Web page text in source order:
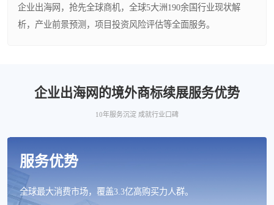
企业出海网，抢先全球商机，全球5大洲190余国行业现状解
析，产业前景预测，项目投资风险评估等全面服务。
企业出海网的境外商标续展服务优势
10年服务沉淀 成就行业口碑
服务优势
全球最大消费市场，覆盖3.3亿高购买力人群。